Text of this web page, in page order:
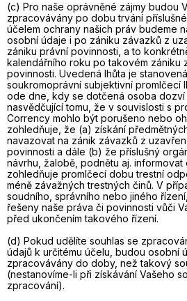
(c) Pro naše oprávněné zájmy budou
zpracovávány po dobu trvání
účelem ochrany našich práv budeme
osobní údaje i po zániku závazků z
zániku právní povinnosti, a to
kalendářního roku po takovém zániku
povinnosti. Uvedená lhůta je
soukromoprávní subjektivní promlčecí
ode dne, kdy se dotčená osoba
nasvědčující tomu, že v souvislosti s
Corrency mohlo být porušeno nebo
zohledňuje, že (a) získání
navazovat na zánik závazků z
povinnosti a dále (b) že příslušný
návrhu, žalobě, podnětu aj. informovat
zohledňuje promlčecí dobu trestní
méně závažných trestných činů. V
soudního, správního nebo jiného
řešeny naše práva či povinnosti vůči
před ukončením takového řízení.
(d) Pokud udělíte souhlas se
údajů k určitému účelu, budou osobní
zpracovávány do doby, než takový
(nestanovíme-li při získávání Vašeho
zpracování).